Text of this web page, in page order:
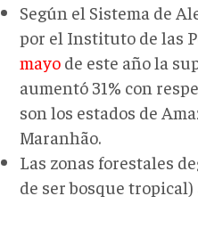
Según el Sistema de
por el Instituto de las
mayo de este año la
aumentó 31% con
son los estados de
Maranhão.
Las zonas forestales
de ser bosque